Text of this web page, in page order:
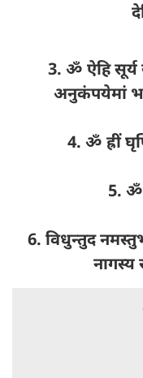
3. ॐ ऐहि सूर्य
अनुकंपयेमां
4. ॐ ह्रीं
5. ॐ
6. विधुन्तुद
नागस्य